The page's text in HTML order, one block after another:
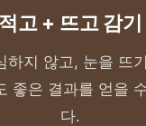
고 + 뜨고 감
하지 않고, 눈을 뜨
좋은 결과를 얻을
다.